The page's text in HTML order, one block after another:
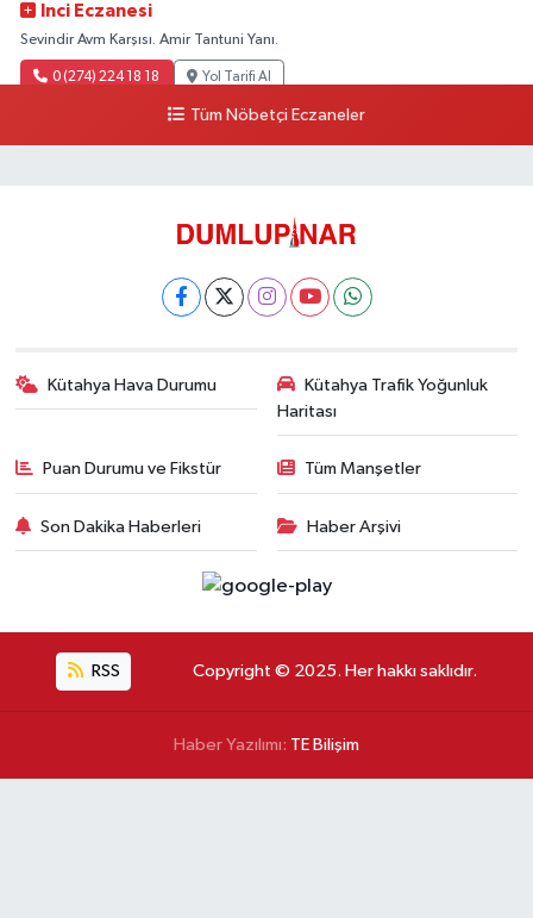
Inci Eczanesi
Sevindir Avm Karşısı. Amir Tantuni Yanı.
0 (274) 224 18 18 Yol Tarifi Al
Tüm Nöbetçi Eczaneler
Kütahya Hava Durumu
Kütahya Trafik Yoğunluk
Haritası
Puan Durumu ve Fikstür Tüm Manşetler
Son Dakika Haberleri Haber Arşivi
RSS Copyright © 2025. Her hakkı saklıdır.
Haber Yazılımı: TE Bilişim